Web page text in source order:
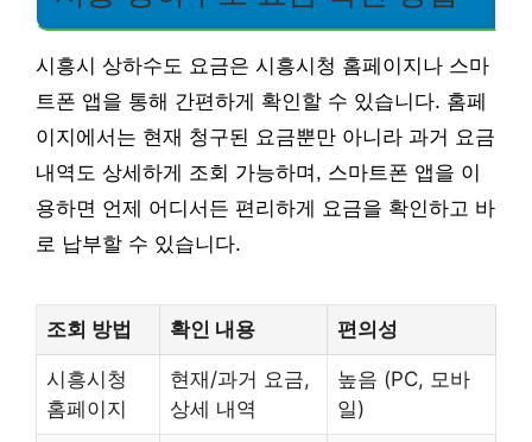
시흥시 상하수도 요금은 시흥시청 홈페이지나 스마
트폰 앱을 통해 간편하게 확인할 수 있습니다. 홈페
이지에서는 현재 청구된 요금뿐만 아니라 과거 요금
내역도 상세하게 조회 가능하며, 스마트폰 앱을 이
용하면 언제 어디서든 편리하게 요금을 확인하고 바
로 납부할 수 있습니다.
조회 방법 확인 내용 편의성
시흥시청
홈페이지
현재/과거 요금,
상세 내역
높음 (PC, 모바
일)